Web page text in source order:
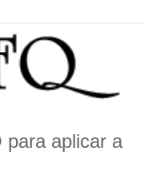
para aplicar a